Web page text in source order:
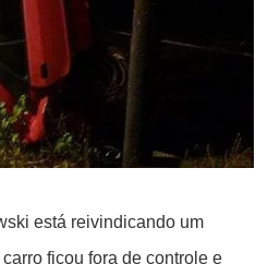
está reivindicando um
ficou fora de controle e